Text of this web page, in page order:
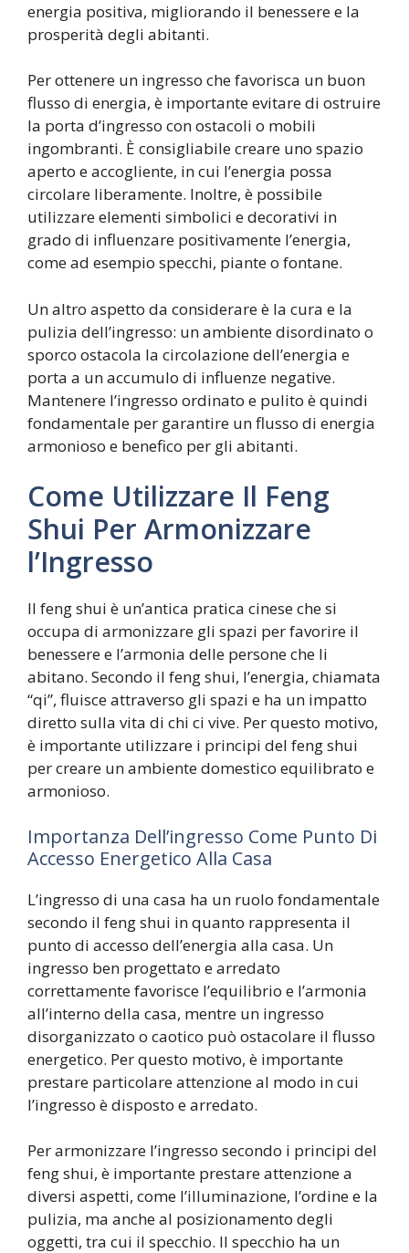
energia positiva, migliorando il benessere e la
prosperità degli abitanti.
Per ottenere un ingresso che favorisca un buon
flusso di energia, è importante evitare di ostruire
la porta d’ingresso con ostacoli o mobili
ingombranti. È consigliabile creare uno spazio
aperto e accogliente, in cui l’energia possa
circolare liberamente. Inoltre, è possibile
utilizzare elementi simbolici e decorativi in
grado di influenzare positivamente l’energia,
come ad esempio specchi, piante o fontane.
Un altro aspetto da considerare è la cura e la
pulizia dell’ingresso: un ambiente disordinato o
sporco ostacola la circolazione dell’energia e
porta a un accumulo di influenze negative.
Mantenere l’ingresso ordinato e pulito è quindi
fondamentale per garantire un flusso di energia
armonioso e benefico per gli abitanti.
Come Utilizzare Il Feng
Shui Per Armonizzare
l’Ingresso
Il feng shui è un’antica pratica cinese che si
occupa di armonizzare gli spazi per favorire il
benessere e l’armonia delle persone che li
abitano. Secondo il feng shui, l’energia, chiamata
“qi”, fluisce attraverso gli spazi e ha un impatto
diretto sulla vita di chi ci vive. Per questo motivo,
è importante utilizzare i principi del feng shui
per creare un ambiente domestico equilibrato e
armonioso.
Importanza Dell’ingresso Come Punto Di
Accesso Energetico Alla Casa
L’ingresso di una casa ha un ruolo fondamentale
secondo il feng shui in quanto rappresenta il
punto di accesso dell’energia alla casa. Un
ingresso ben progettato e arredato
correttamente favorisce l’equilibrio e l’armonia
all’interno della casa, mentre un ingresso
disorganizzato o caotico può ostacolare il flusso
energetico. Per questo motivo, è importante
prestare particolare attenzione al modo in cui
l’ingresso è disposto e arredato.
Per armonizzare l’ingresso secondo i principi del
feng shui, è importante prestare attenzione a
diversi aspetti, come l’illuminazione, l’ordine e la
pulizia, ma anche al posizionamento degli
oggetti, tra cui il specchio. Il specchio ha un